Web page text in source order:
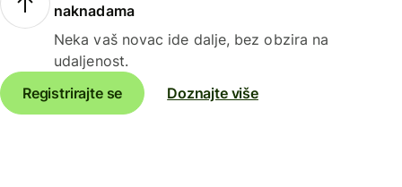
naknadama
Neka vaš novac ide dalje, bez obzira na
udaljenost.
Registrirajte se
Doznajte više